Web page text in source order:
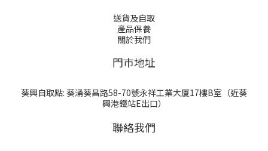
送貨及自取
產品保養
關於我們
門巿地址
葵興自取點: 葵涌葵昌路58-70號永祥工業大厦17樓B室（近葵
興港鐵站E出口）
聯絡我們